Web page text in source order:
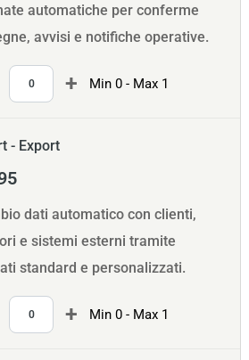
automatiche per conferme
avvisi e notifiche operative.
Min 0 - Max 1
- Export
dati automatico con clienti,
e sistemi esterni tramite
standard e personalizzati.
Min 0 - Max 1